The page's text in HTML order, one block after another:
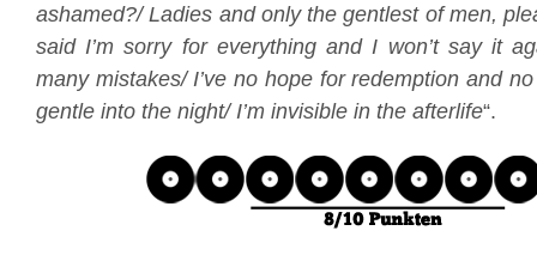
ashamed?/ Ladies and only the gentlest of men,
said I’m sorry for everything and I won’t say it
many mistakes/ I’ve no hope for rеdemption and
gentle into the night/ I’m invisible in the afterlife“.